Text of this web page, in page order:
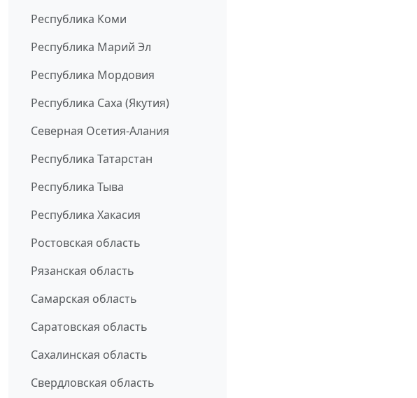
Республика Коми
Республика Марий Эл
Республика Мордовия
Республика Саха (Якутия)
Северная Осетия-Алания
Республика Татарстан
Республика Тыва
Республика Хакасия
Ростовская область
Рязанская область
Самарская область
Саратовская область
Сахалинская область
Свердловская область